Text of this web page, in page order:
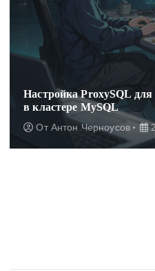
Настройка ProxySQL для
в кластере MySQL
От Антон Черноусов